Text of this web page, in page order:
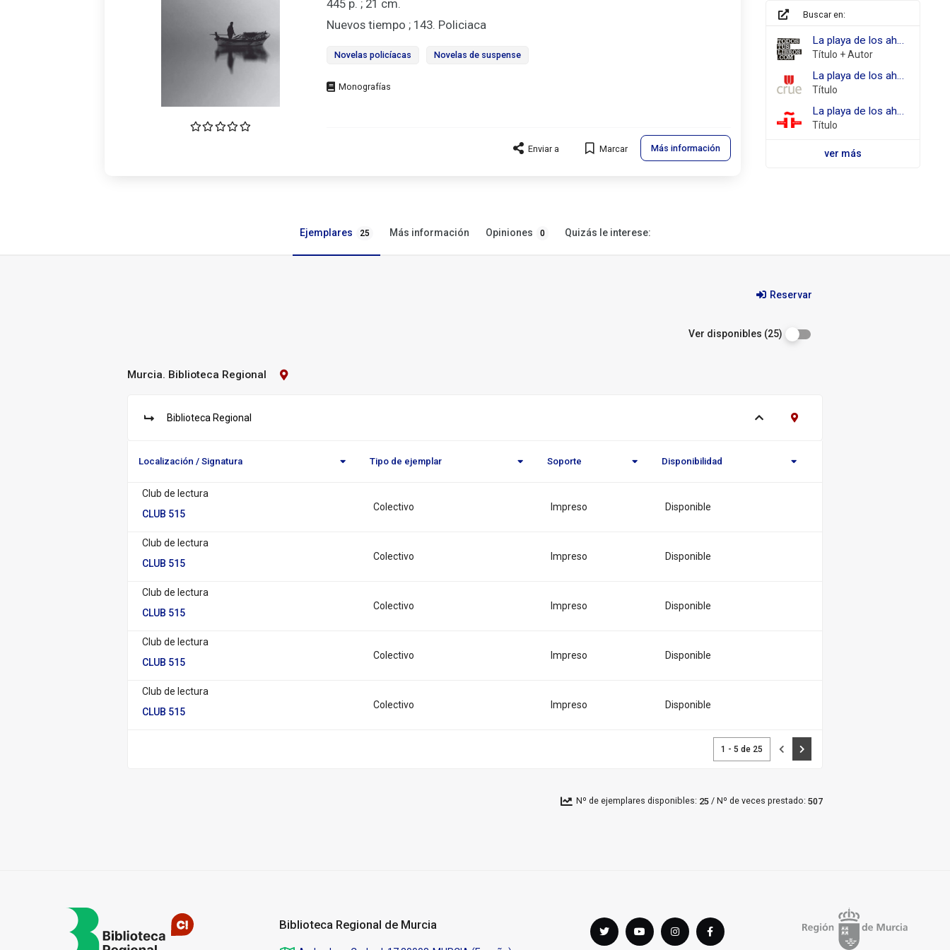
445 p. ; 21 cm.
Nuevos tiempo ; 143. Policiaca
Novelas policíacas Novelas de suspense
Tipo
Enviar a Marcar Más información
Buscar en:
todostuslibros.com La playa de los ahogados Villar, Domingo
Título + Autor
REBIUN La playa de los ahogados
Título
Biblioteca
Virtual
La playa de los ahogados
Título
ver más
Ejemplares 25 Más información Opiniones 0 Quizás le interese:
Reservar
Ver disponibles (25)
Biblioteca:
Murcia. Biblioteca Regional
Contacto
u
s
a
Biblioteca Regional Ver ejemplaresContacto Biblioteca Regional
Localización / Signatura Tipo de ejemplar Soporte
Disponibilidad
Club de lectura
CLUB 515
Colectivo Impreso Disponible
Club de lectura
CLUB 515
Colectivo Impreso Disponible
Club de lectura
CLUB 515
Colectivo Impreso Disponible
Club de lectura
CLUB 515
Colectivo Impreso Disponible
Club de lectura
CLUB 515
Colectivo Impreso Disponible
1 - 5 de 25 AnteriorSiguiente
Nº de ejemplares disponibles: 25 / Nº de veces prestado: 507
Biblioteca Regional de Murcia
Síguenos
en
Twitter youTubeinstagram